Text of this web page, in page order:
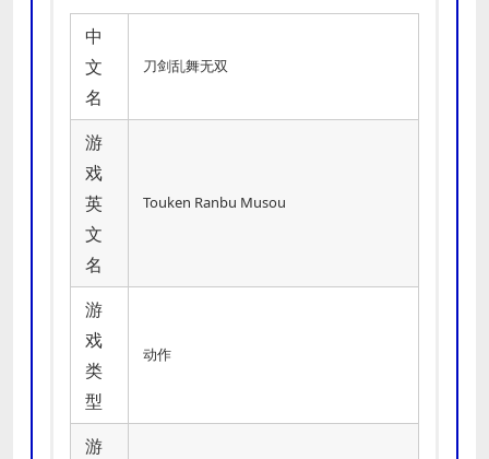
中
文
名
刀剑乱舞无双
游
戏
英
文
名
Touken Ranbu Musou
游
戏
类
型
动作
游